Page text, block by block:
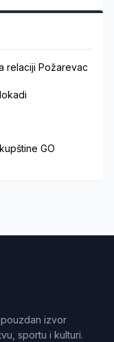
relaciji Požarevac
GO
izvor
sportu i kulturi.